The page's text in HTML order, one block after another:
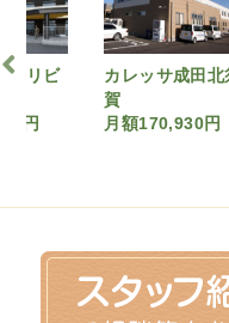
田北須
円
アシステッドリ
ング土気 (前払
プラン)要介護１